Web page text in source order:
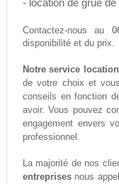
- location de grue de
Contactez-nous au
disponibilité et du prix.
Notre service
de votre choix et
conseils en fonction
avoir. Vous pouvez
engagement envers
professionnel.
La majorité de nos
entreprisesnous